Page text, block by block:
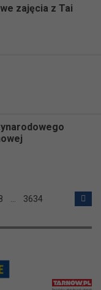
zajęcia z Tai
3634